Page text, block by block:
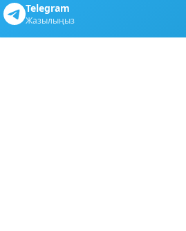
Telegram
Жазылыңыз